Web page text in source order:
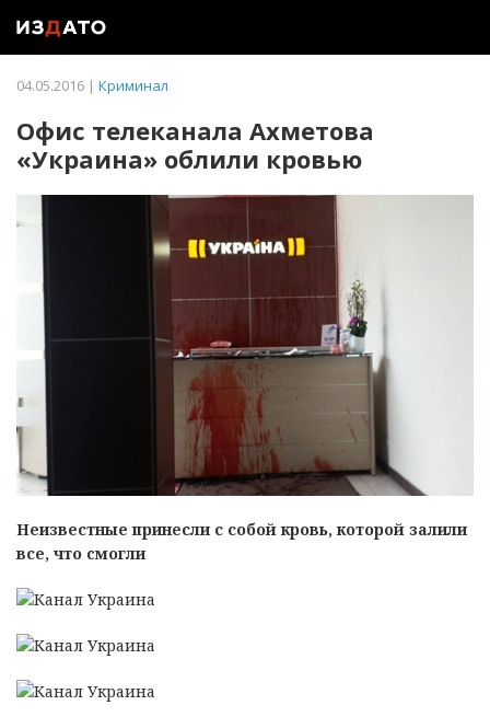
04.05.2016 | Криминал
Офис телеканала Ахметова
«Украина» облили кровью
Неизвестные принесли с собой кровь, которой залили
все, что cмогли